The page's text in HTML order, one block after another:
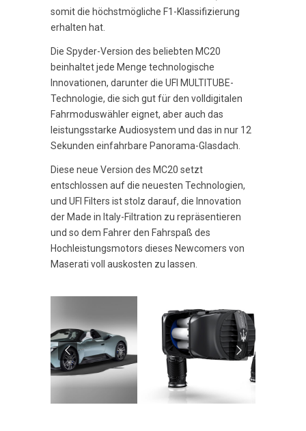
somit die höchstmögliche F1-Klassifizierung
erhalten hat.
Die Spyder-Version des beliebten MC20
beinhaltet jede Menge technologische
Innovationen, darunter die UFI MULTITUBE-
Technologie, die sich gut für den volldigitalen
Fahrmoduswähler eignet, aber auch das
leistungsstarke Audiosystem und das in nur 12
Sekunden einfahrbare Panorama-Glasdach.
Diese neue Version des MC20 setzt
entschlossen auf die neuesten Technologien,
und UFI Filters ist stolz darauf, die Innovation
der Made in Italy-Filtration zu repräsentieren
und so dem Fahrer den Fahrspaß des
Hochleistungsmotors dieses Newcomers von
Maserati voll auskosten zu lassen.